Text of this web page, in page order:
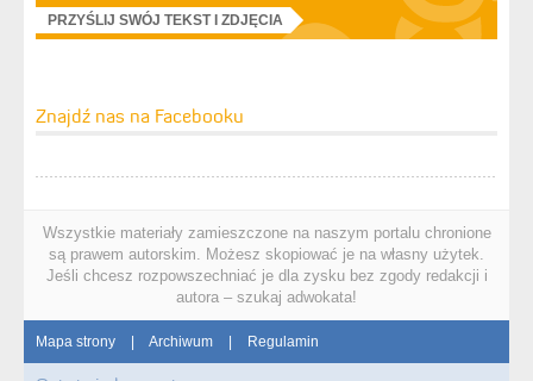
PRZYŚLIJ SWÓJ TEKST I ZDJĘCIA
Znajdź nas na Facebooku
Wszystkie materiały zamieszczone na naszym portalu chronione
są prawem autorskim. Możesz skopiować je na własny użytek.
Jeśli chcesz rozpowszechniać je dla zysku bez zgody redakcji i
autora – szukaj adwokata!
Mapa strony | Archiwum | Regulamin